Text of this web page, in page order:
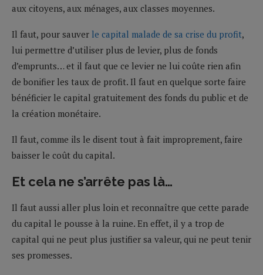
aux citoyens, aux ménages, aux classes moyennes.
Il faut, pour sauver le capital malade de sa crise du profit,
lui permettre d’utiliser plus de levier, plus de fonds
d’emprunts… et il faut que ce levier ne lui coûte rien afin
de bonifier les taux de profit. Il faut en quelque sorte faire
bénéficier le capital gratuitement des fonds du public et de
la création monétaire.
Il faut, comme ils le disent tout à fait improprement, faire
baisser le coût du capital.
Et cela ne s’arrête pas là…
Il faut aussi aller plus loin et reconnaître que cette parade
du capital le pousse à la ruine. En effet, il y a trop de
capital qui ne peut plus justifier sa valeur, qui ne peut tenir
ses promesses.